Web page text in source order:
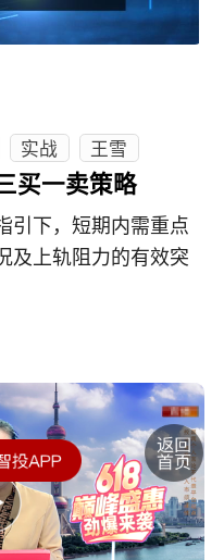
实战
王雪
买一卖策略
引下，短期内需重点
及上轨阻力的有效突